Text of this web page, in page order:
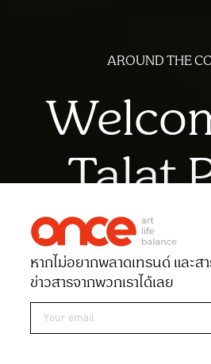
AROUND THE
Talat
เรื่องพิชามญชุ์ พูนสวั
ภาพฉัตรชัย มาตย
Date 04-09-2024
หากไม่อยากพลาดเทรนด์ และส
ข่าวสารจากพวกเราได้เลย